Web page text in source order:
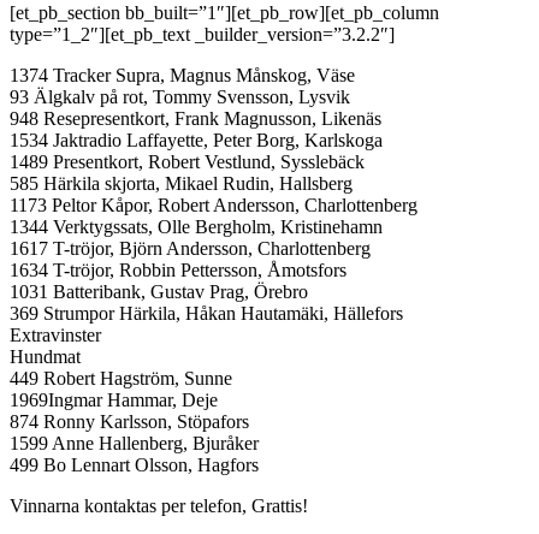
[et_pb_section bb_built=”1″][et_pb_row][et_pb_column
type=”1_2″][et_pb_text _builder_version=”3.2.2″]
1374 Tracker Supra, Magnus Månskog, Väse
93 Älgkalv på rot, Tommy Svensson, Lysvik
948 Resepresentkort, Frank Magnusson, Likenäs
1534 Jaktradio Laffayette, Peter Borg, Karlskoga
1489 Presentkort, Robert Vestlund, Sysslebäck
585 Härkila skjorta, Mikael Rudin, Hallsberg
1173 Peltor Kåpor, Robert Andersson, Charlottenberg
1344 Verktygssats, Olle Bergholm, Kristinehamn
1617 T-tröjor, Björn Andersson, Charlottenberg
1634 T-tröjor, Robbin Pettersson, Åmotsfors
1031 Batteribank, Gustav Prag, Örebro
369 Strumpor Härkila, Håkan Hautamäki, Hällefors
Extravinster
Hundmat
449 Robert Hagström, Sunne
1969Ingmar Hammar, Deje
874 Ronny Karlsson, Stöpafors
1599 Anne Hallenberg, Bjuråker
499 Bo Lennart Olsson, Hagfors
Vinnarna kontaktas per telefon, Grattis!